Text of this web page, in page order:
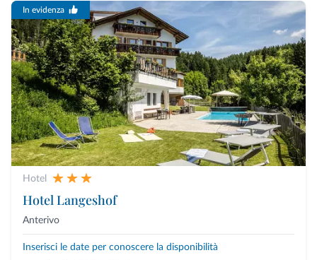
In evidenza
Hotel
Hotel Langeshof
Anterivo
Inserisci le date per conoscere la disponibilità